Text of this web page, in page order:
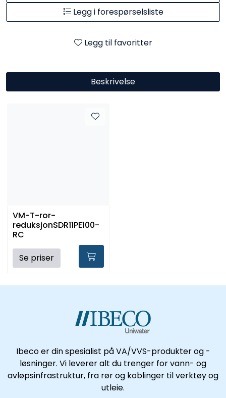
Legg i forespørselsliste
Legg til favoritter
Beskrivelse
VM-T-ror-
reduksjonSDR11PE100-
RC
Se priser
Ibeco er din spesialist på VA/VVS-produkter og -
løsninger. Vi leverer alt du trenger for vann- og
avløpsinfrastruktur, fra rør og koblinger til verktøy og
utleie.